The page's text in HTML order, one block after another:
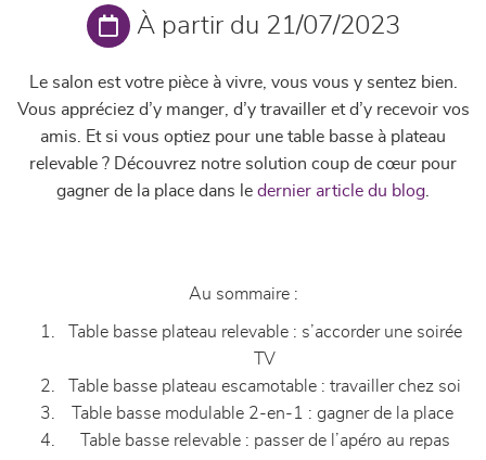
À partir du 21/07/2023
Le salon est votre pièce à vivre, vous vous y sentez bien.
Vous appréciez d’y manger, d’y travailler et d’y recevoir vos
amis. Et si vous optiez pour une table basse à plateau
relevable ? Découvrez notre solution coup de cœur pour
gagner de la place dans le dernier article du blog
Au sommaire :
Table basse plateau relevable : s’accorder une soirée
TV
Table basse plateau escamotable : travailler chez soi
Table basse modulable 2-en-1 : gagner de la place
Table basse relevable : passer de l’apéro au repas